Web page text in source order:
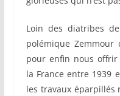
Loin des diatribes
polémique
pour enfin nous
la France entre 1939
les travaux éparpillés